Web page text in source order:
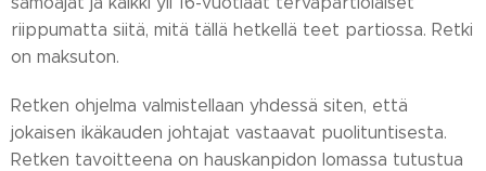
riippumatta siitä, mitä tällä hetkellä teet partiossa. Retki
on maksuton.
Retken ohjelma valmistellaan yhdessä siten, että
jokaisen ikäkauden johtajat vastaavat puolituntisesta.
Retken tavoitteena on hauskanpidon lomassa tutustua